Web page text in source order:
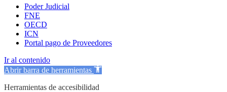
Poder Judicial
FNE
OECD
ICN
Portal pago de Proveedores
Ir al contenido
Abrir barra de herramientas
Herramientas de accesibilidad